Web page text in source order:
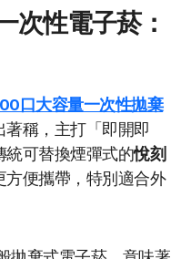
次性電子菸：
口大容量一次性拋棄
稱，主打「即開即
統可替換煙彈式的悅刻
方便攜帶，特別適合外